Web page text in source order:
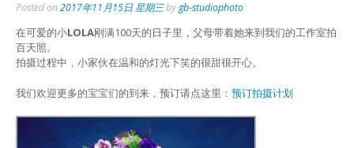
Posted on2017年11月15日 星期三bygb-studiophoto
在可爱的小LOLA刚满100天的日子里，父母带着她来到我们的工作室拍
百天照。
拍摄过程中，小家伙在温和的灯光下笑的很甜很开心。
我们欢迎更多的宝宝们的到来，预订请点这里： 预订拍摄计划